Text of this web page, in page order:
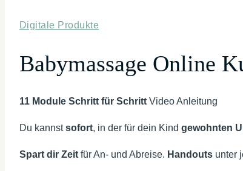
Digitale Produkte
Babymassage Online
11 Module Schritt für Schritt Video Anleitung
Du kannstsofort, in der für dein Kind gewohnten
Spart dir Zeit für An- und Abreise. Handouts unter